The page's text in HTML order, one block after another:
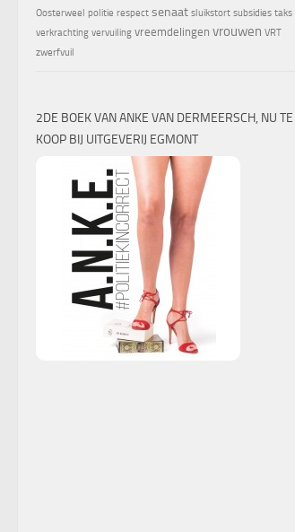
Oosterweel politie respect senaat sluikstort subsidies taks
verkrachting vervuiling vreemdelingen vrouwen VRT
zwerfvuil
2DE BOEK VAN ANKE VAN DERMEERSCH, NU TE
KOOP BIJ UITGEVERIJ EGMONT